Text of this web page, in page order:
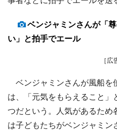
ベンジャミンさんが「
い」と拍手でエール
［広
ベンジャミンさんが風船を
は、「元気をもらえること
つだという。人気があるた
は子どもたちがベンジャミ